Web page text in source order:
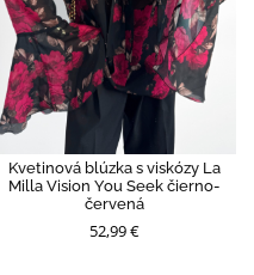
Kvetinová blúzka s viskózy La
Milla Vision You Seek čierno-
červená
52,99 €